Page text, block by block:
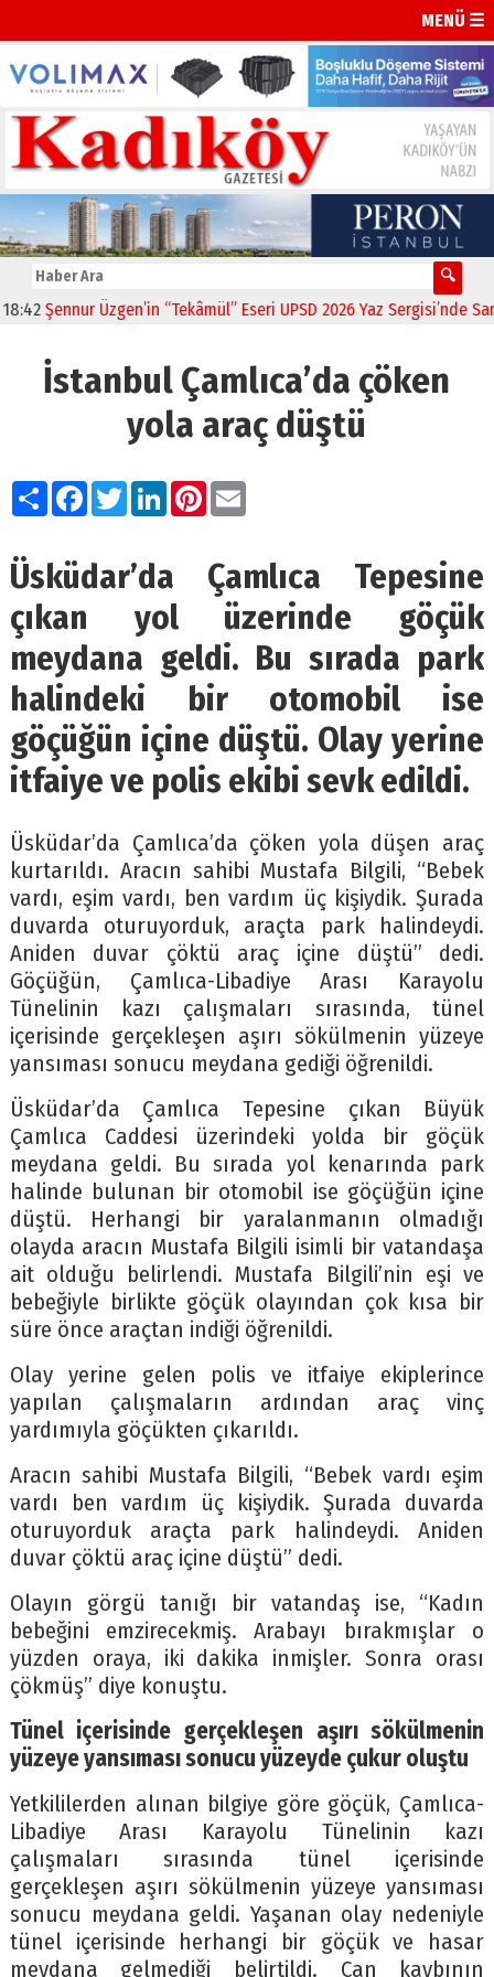
MENÜ ☰
Şennur Üzgen’in “Tekâmül” Eseri UPSD 2026 Yaz Sergisi’nde
İstanbul Çamlıca’da çöken
yola araç düştü
PaylaşFacebook
TwitterLinkedIn
Pinterest
Email
Üsküdar’da Çamlıca Tepesine
çıkan yol üzerinde göçük
meydana geldi. Bu sırada park
halindeki bir otomobil ise
göçüğün içine düştü. Olay yerine
itfaiye ve polis ekibi sevk edildi.
Üsküdar’da Çamlıca’da çöken yola düşen araç
kurtarıldı. Aracın sahibi Mustafa Bilgili, “Bebek
vardı, eşim vardı, ben vardım üç kişiydik. Şurada
duvarda oturuyorduk, araçta park halindeydi.
Aniden duvar çöktü araç içine düştü” dedi.
Göçüğün, Çamlıca-Libadiye Arası Karayolu
Tünelinin kazı çalışmaları sırasında, tünel
içerisinde gerçekleşen aşırı sökülmenin yüzeye
yansıması sonucu meydana gediği öğrenildi.
Üsküdar’da Çamlıca Tepesine çıkan Büyük
Çamlıca Caddesi üzerindeki yolda bir göçük
meydana geldi. Bu sırada yol kenarında park
halinde bulunan bir otomobil ise göçüğün içine
düştü. Herhangi bir yaralanmanın olmadığı
olayda aracın Mustafa Bilgili isimli bir vatandaşa
ait olduğu belirlendi. Mustafa Bilgili’nin eşi ve
bebeğiyle birlikte göçük olayından çok kısa bir
süre önce araçtan indiği öğrenildi.
Olay yerine gelen polis ve itfaiye ekiplerince
yapılan çalışmaların ardından araç vinç
yardımıyla göçükten çıkarıldı.
Aracın sahibi Mustafa Bilgili, “Bebek vardı eşim
vardı ben vardım üç kişiydik. Şurada duvarda
oturuyorduk araçta park halindeydi. Aniden
duvar çöktü araç içine düştü” dedi.
Olayın görgü tanığı bir vatandaş ise, “Kadın
bebeğini emzirecekmiş. Arabayı bırakmışlar o
yüzden oraya, iki dakika inmişler. Sonra orası
çökmüş” diye konuştu.
Tünel içerisinde gerçekleşen aşırı sökülmenin
yüzeye yansıması sonucu yüzeyde çukur oluştu
Yetkililerden alınan bilgiye göre göçük, Çamlıca-
Libadiye Arası Karayolu Tünelinin kazı
çalışmaları sırasında tünel içerisinde
gerçekleşen aşırı sökülmenin yüzeye yansıması
sonucu meydana geldi. Yaşanan olay nedeniyle
tünel içerisinde herhangi bir göçük ve hasar
meydana gelmediği belirtildi. Can kaybının